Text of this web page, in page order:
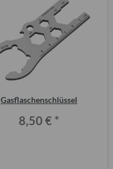
Gasflaschenschlüssel
8,50 € *